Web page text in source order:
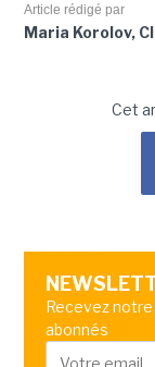
Article rédigé par
Maria Korolov,
Cet
Recevez
abonnés